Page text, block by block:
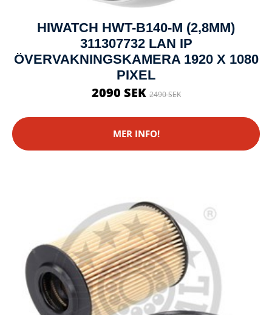
HIWATCH HWT-B140-M (2,8MM)
311307732 LAN IP
ÖVERVAKNINGSKAMERA 1920 X 1080
PIXEL
2090 SEK2490 SEK
MER INFO!